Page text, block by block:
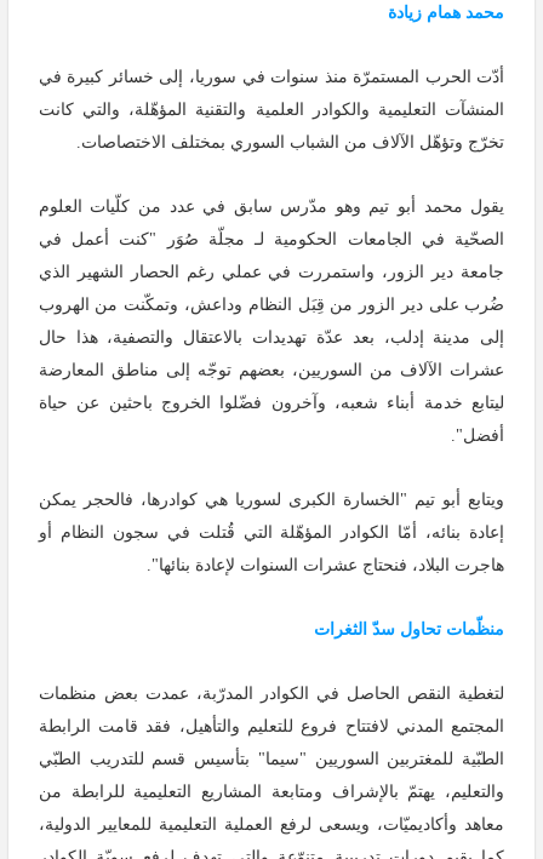
محمد همام زيادة
أدّت الحرب المستمرّة منذ سنوات في سوريا، إلى خسائر كبيرة في
المنشآت التعليمية والكوادر العلمية والتقنية المؤهّلة، والتي كانت
تخرّج وتؤهّل الآلاف من الشباب السوري بمختلف الاختصاصات.
يقول محمد أبو تيم وهو مدّرس سابق في عدد من كلّيات العلوم
الصحّية في الجامعات الحكومية لـ مجلّة صُوَر "كنت أعمل في
جامعة دير الزور، واستمررت في عملي رغم الحصار الشهير الذي
ضُرب على دير الزور من قِبَل النظام وداعش، وتمكّنت من الهروب
إلى مدينة إدلب، بعد عدّة تهديدات بالاعتقال والتصفية، هذا حال
عشرات الآلاف من السوريين، بعضهم توجّه إلى مناطق المعارضة
ليتابع خدمة أبناء شعبه، وآخرون فضّلوا الخروج باحثين عن حياة
أفضل".
ويتابع أبو تيم "الخسارة الكبرى لسوريا هي كوادرها، فالحجر يمكن
إعادة بنائه، أمّا الكوادر المؤهّلة التي قُتلت في سجون النظام أو
هاجرت البلاد، فنحتاج عشرات السنوات لإعادة بنائها".
منظّمات تحاول سدّ الثغرات
لتغطية النقص الحاصل في الكوادر المدرّبة، عمدت بعض منظمات
المجتمع المدني لافتتاح فروع للتعليم والتأهيل، فقد قامت الرابطة
الطبّية للمغتربين السوريين "سيما" بتأسيس قسم للتدريب الطبّي
والتعليم، يهتمّ بالإشراف ومتابعة المشاريع التعليمية للرابطة من
معاهد وأكاديميّات، ويسعى لرفع العملية التعليمية للمعايير الدولية،